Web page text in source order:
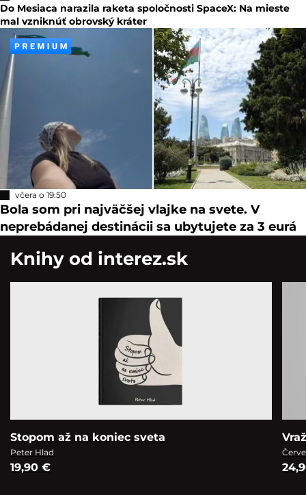
Do Mesiaca narazila raketa spoločnosti SpaceX: Na mieste
mal vzniknúť obrovský kráter
včera o 19:50
Bola som pri najväčšej vlajke na svete. V
neprebádanej destinácii sa ubytujete za 3 eurá
Knihy od interez.sk
Stopom až na koniec sveta
Peter Hlad
19,90 €